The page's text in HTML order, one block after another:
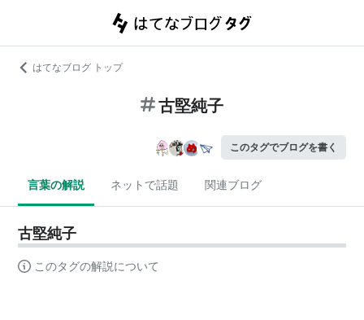
はてなブログ トップ
古堅純子
このタグでブログを書く
言葉の解説 ネットで話題 関連ブログ
古堅純子
このタグの解説について